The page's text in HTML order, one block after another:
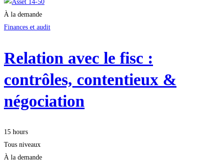
À la demande
Finances et audit
Relation avec le fisc :
contrôles, contentieux &
négociation
15 hours
Tous niveaux
À la demande